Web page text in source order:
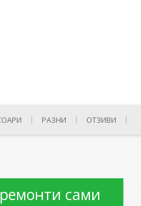
РАЗНИ ОТЗИВИ
сами